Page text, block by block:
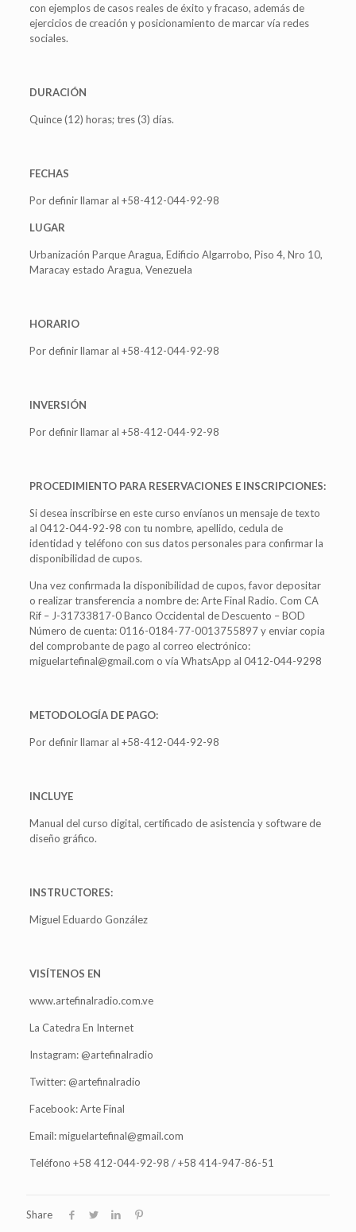
con ejemplos de casos reales de éxito y fracaso, además de
ejercicios de creación y posicionamiento de marcar vía redes
sociales.
DURACIÓN
Quince (12) horas; tres (3) días.
FECHAS
Por definir llamar al +58-412-044-92-98
LUGAR
Urbanización Parque Aragua, Edificio Algarrobo, Piso 4, Nro 10,
Maracay estado Aragua, Venezuela
HORARIO
Por definir llamar al +58-412-044-92-98
INVERSIÓN
Por definir llamar al +58-412-044-92-98
PROCEDIMIENTO PARA RESERVACIONES E INSCRIPCIONES:
Si desea inscribirse en este curso envíanos un mensaje de texto
al 0412-044-92-98 con tu nombre, apellido, cedula de
identidad y teléfono con sus datos personales para confirmar la
disponibilidad de cupos.
Una vez confirmada la disponibilidad de cupos, favor depositar
o realizar transferencia a nombre de: Arte Final Radio. Com CA
Rif – J-31733817-0 Banco Occidental de Descuento – BOD
Número de cuenta: 0116-0184-77-0013755897 y enviar copia
del comprobante de pago al correo electrónico:
miguelartefinal@gmail.com o vía WhatsApp al 0412-044-9298
METODOLOGÍA DE PAGO:
Por definir llamar al +58-412-044-92-98
INCLUYE
Manual del curso digital, certificado de asistencia y software de
diseño gráfico.
INSTRUCTORES:
Miguel Eduardo González
VISÍTENOS EN
www.artefinalradio.com.ve
La Catedra En Internet
Instagram: @artefinalradio
Twitter: @artefinalradio
Facebook: Arte Final
Email: miguelartefinal@gmail.com
Teléfono +58 412-044-92-98 / +58 414-947-86-51
Share